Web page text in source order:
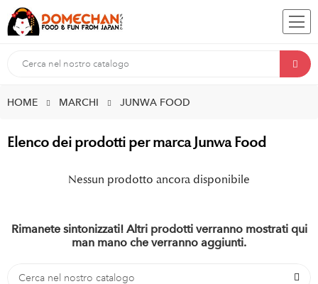
HOME MARCHI JUNWA FOOD
Elenco dei prodotti per marca Junwa Food
Nessun prodotto ancora disponibile
Rimanete sintonizzati! Altri prodotti verranno mostrati qui
man mano che verranno aggiunti.